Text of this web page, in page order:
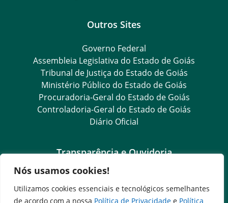
Nós usamos cookies!
Utilizamos cookies essenciais e tecnológicos semelhantes
de acordo com a nossa Política de Privacidade e Política
Outros Sites
Governo Federal
Assembleia Legislativa do Estado de Goiás
Tribunal de Justiça do Estado de Goiás
Ministério Público do Estado de Goiás
Procuradoria-Geral do Estado de Goiás
Controladoria-Geral do Estado de Goiás
Diário Oficial
Transparência e Ouvidoria
LGPD
Goiás Transparência
Dados Abertos Goiás